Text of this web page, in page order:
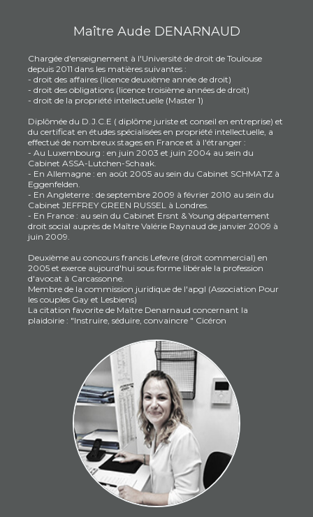
Maître Aude DENARNAUD
Chargée d'enseignement à l'Université de droit de Toulouse
depuis 2011 dans les matières suivantes :
- droit des affaires (licence deuxième année de droit)
- droit des obligations (licence troisième années de droit)
- droit de la propriété intellectuelle (Master 1)
Diplômée du D.J.C.E ( diplôme juriste et conseil en entreprise) et
du certificat en études spécialisées en propriété intellectuelle, a
effectué de nombreux stages en France et à l'étranger :
- Au Luxembourg : en juin 2003 et juin 2004 au sein du
Cabinet ASSA-Lutchen-Schaak.
- En Allemagne : en août 2005 au sein du Cabinet SCHMATZ à
Eggenfelden.
- En Angleterre : de septembre 2009 à février 2010 au sein du
Cabinet JEFFREY GREEN RUSSEL à Londres.
- En France : au sein du Cabinet Ersnt & Young département
droit social auprès de Maître Valérie Raynaud de janvier 2009 à
juin 2009.
Deuxième au concours francis Lefevre (droit commercial) en
2005 et exerce aujourd'hui sous forme libérale la profession
d'avocat à Carcassonne.
Membre de la commission juridique de l'apgl (Association Pour
les couples Gay et Lesbiens)
La citation favorite de Maître Denarnaud concernant la
plaidoirie : "Instruire, séduire, convaincre " Cicéron